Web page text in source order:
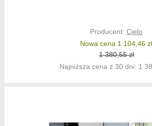
Producent:Cielo
Nowa cena 1 104,46 zł
1 380,55 zł
Najniższa cena z 30 dni: 1